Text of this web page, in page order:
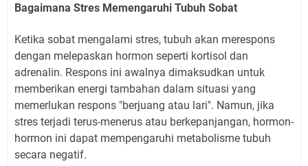
Bagaimana Stres Memengaruhi Tubuh Sobat
Ketika sobat mengalami stres, tubuh akan merespons
dengan melepaskan hormon seperti kortisol dan
adrenalin. Respons ini awalnya dimaksudkan untuk
memberikan energi tambahan dalam situasi yang
memerlukan respons "berjuang atau lari". Namun, jika
stres terjadi terus-menerus atau berkepanjangan, hormon-
hormon ini dapat mempengaruhi metabolisme tubuh
secara negatif.